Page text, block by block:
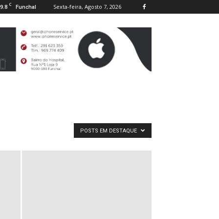
C Funchal Sexta-feira, Agosto 7, 2026
POSTS EM DESTAQUE